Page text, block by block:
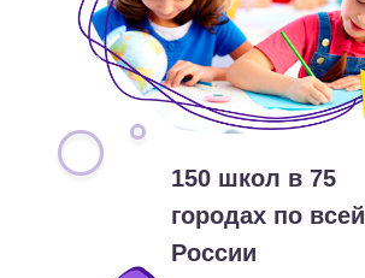
150 школ в 75
городах по всей
России